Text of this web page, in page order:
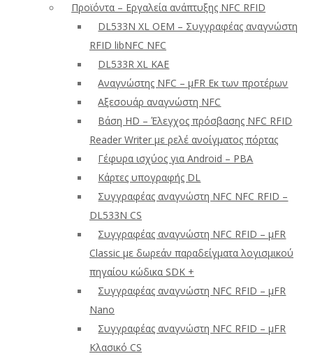
Προϊόντα – Εργαλεία ανάπτυξης NFC RFID
DL533N XL OEM – Συγγραφέας αναγνώστη
RFID libNFC NFC
DL533R XL ΚΑΕ
Αναγνώστης NFC – μFR Εκ των προτέρων
Αξεσουάρ αναγνώστη NFC
Βάση HD – Έλεγχος πρόσβασης NFC RFID
Reader Writer με ρελέ ανοίγματος πόρτας
Γέφυρα ισχύος για Android – PBA
Κάρτες υπογραφής DL
Συγγραφέας αναγνώστη NFC NFC RFID –
DL533N CS
Συγγραφέας αναγνώστη NFC RFID – μFR
Classic με δωρεάν παραδείγματα λογισμικού
πηγαίου κώδικα SDK +
Συγγραφέας αναγνώστη NFC RFID – μFR
Nano
Συγγραφέας αναγνώστη NFC RFID – μFR
Κλασικό CS